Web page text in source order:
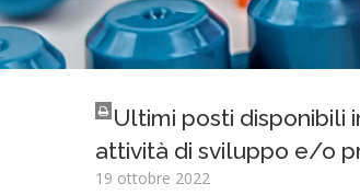
Ultimi posti disponibili
attività di sviluppo e/o
19 ottobre 2022